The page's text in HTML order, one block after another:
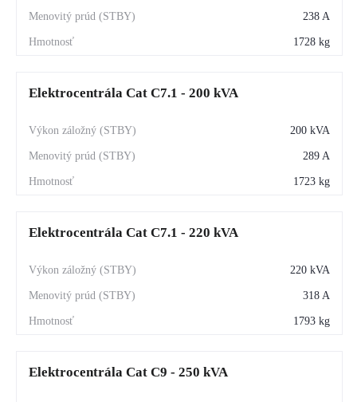
238 A
1728 kg
Elektrocentrála Cat C7.1 - 200 kVA
200 kVA
289 A
1723 kg
Elektrocentrála Cat C7.1 - 220 kVA
220 kVA
318 A
1793 kg
Elektrocentrála Cat C9 - 250 kVA